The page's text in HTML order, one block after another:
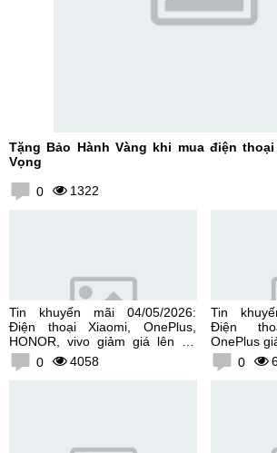
Tặng Bảo Hành Vàng khi mua điện
Vọng
0 1322
Tin khuyến mãi 04/05/2026:
Điện thoại Xiaomi, OnePlus,
HONOR, vivo giảm giá lên tới
300K0 4058
Tin
Điện
OnePlus
0